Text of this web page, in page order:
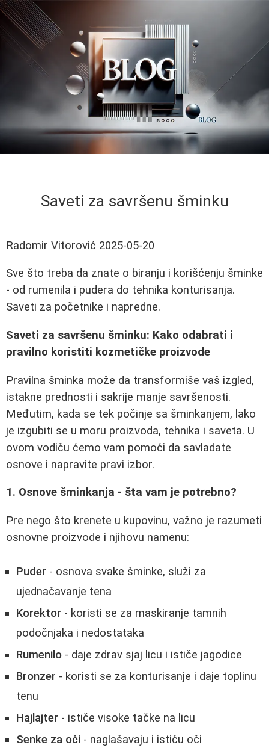
Saveti za savršenu šminku
Radomir Vitorović 2025-05-20
Sve što treba da znate o biranju i korišćenju šminke
- od rumenila i pudera do tehnika konturisanja.
Saveti za početnike i napredne.
Saveti za savršenu šminku: Kako odabrati i
pravilno koristiti kozmetičke proizvode
Pravilna šminka može da transformiše vaš izgled,
istakne prednosti i sakrije manje savršenosti.
Međutim, kada se tek počinje sa šminkanjem, lako
je izgubiti se u moru proizvoda, tehnika i saveta. U
ovom vodiču ćemo vam pomoći da savladate
osnove i napravite pravi izbor.
1. Osnove šminkanja - šta vam je potrebno?
Pre nego što krenete u kupovinu, važno je razumeti
osnovne proizvode i njihovu namenu:
Puder - osnova svake šminke, služi za
ujednačavanje tena
Korektor - koristi se za maskiranje tamnih
podočnjaka i nedostataka
Rumenilo - daje zdrav sjaj licu i ističe jagodice
Bronzer - koristi se za konturisanje i daje toplinu
tenu
Hajlajter - ističe visoke tačke na licu
Senke za oči - naglašavaju i ističu oči